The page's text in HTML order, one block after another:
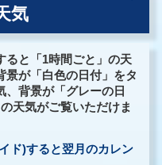
気
ると「1時間ごと」の天
景が「白色の日付」をタ
、背景が「グレーの日
天気がご覧いただけま
ド)すると翌月のカレン